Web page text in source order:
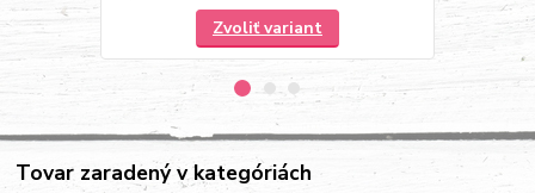
Zvoliť variant
Tovar zaradený v kategóriách